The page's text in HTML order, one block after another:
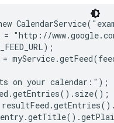
= "http://
=
on your calendar:");